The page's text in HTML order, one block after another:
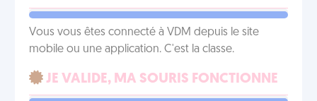
Vous vous êtes connecté à VDM depuis le site
mobile ou une application. C'est la classe.
JE VALIDE, MA SOURIS FONCTIONNE